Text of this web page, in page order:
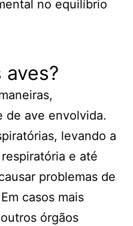
no equilíbrio
de ave envolvida.
levando a
e até
problemas de
casos mais
órgãos